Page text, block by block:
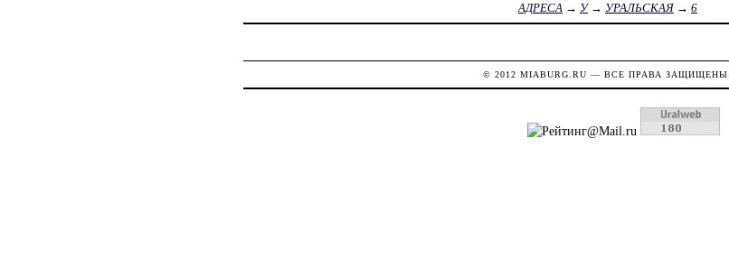
АДРЕСА→ У→ УРАЛЬСКАЯ→ 6
© 2012MIABURG.RU — ВСЕ ПРАВА ЗАЩИЩЕНЫ.